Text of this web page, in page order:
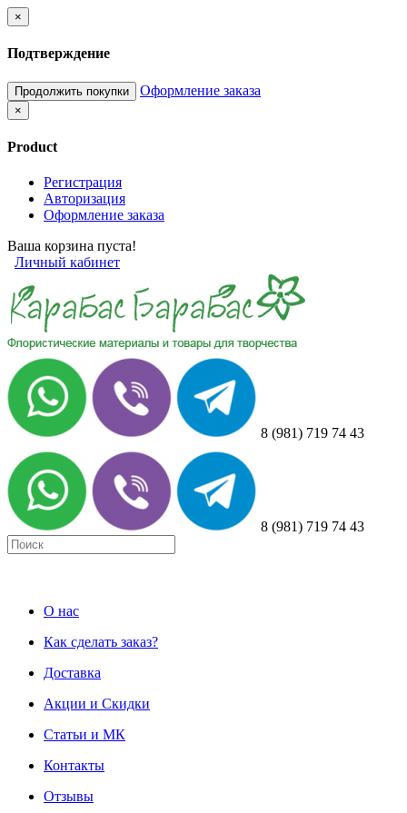
×
Подтверждение
Продолжить покупки Оформление заказа
×
Product
Регистрация
Авторизация
Оформление заказа
Ваша корзина пуста!
Личный кабинет
8 (981) 719 74 43
8 (981) 719 74 43
О нас
Как сделать заказ?
Доставка
Акции и Скидки
Статьи и МК
Контакты
Отзывы